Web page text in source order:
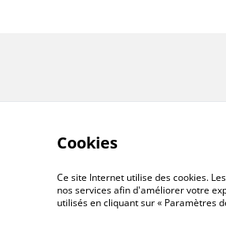
©2026 Auberjin
Cookies
Ce site Internet utilise des cookies.
nos services afin d'améliorer votre
utilisés en cliquant sur « Paramètres